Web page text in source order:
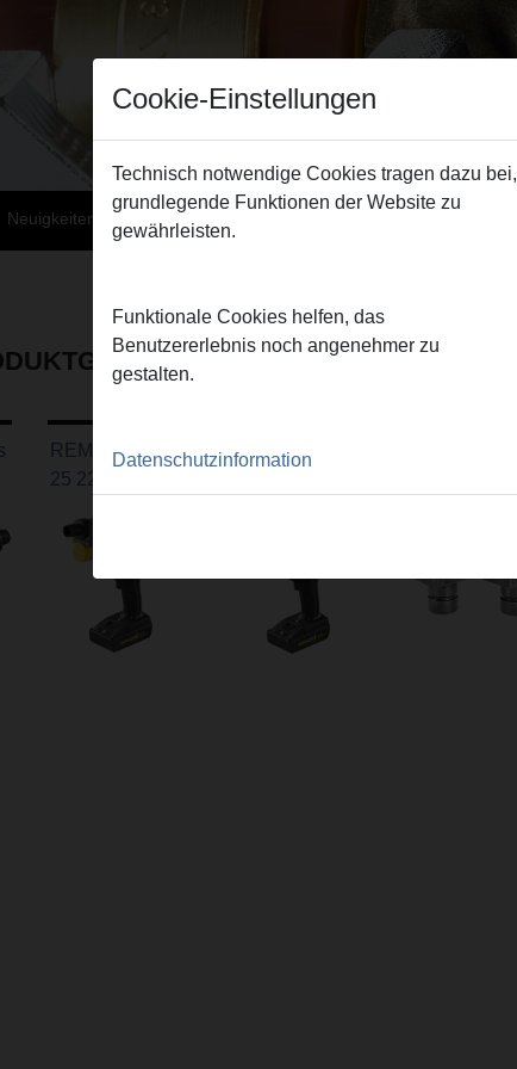
Neuigkeiten Sitemap
REMS Ax-Press
25 22 V ACC
REMS Ax-Press
Cookie-Einstellungen
Technisch notwendige Cookies tragen dazu bei,
grundlegende Funktionen der Website zu
gewährleisten.
Funktionale Cookies helfen, das
Benutzererlebnis noch angenehmer zu
gestalten.
Datenschutzinformation